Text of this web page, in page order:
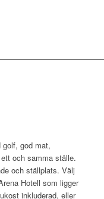
golf, god mat,
och samma ställe.
och ställplats. Välj
Hotell som ligger
inkluderad, eller